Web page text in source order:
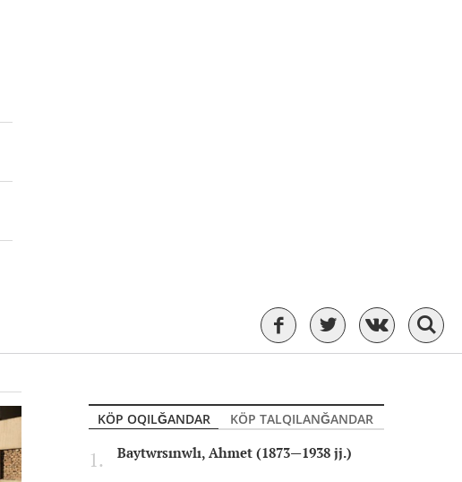
KÖP OQILĞANDAR
KÖP TALQILANĞANDAR
Baytwrsınwlı, Ahmet (1873—1938 jj.)